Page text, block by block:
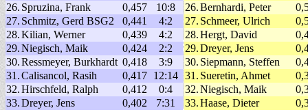
26. Spruzina, Frank 0,457 10:8 26.Bernhardi, Peter
27. Schmitz, Gerd BSG2 0,441 4:2 27. Schmeer, Ulrich
28.Kilian, Werner 0,439 4:2 28.Hergt, David
29.Niegisch, Maik 0,424 2:2 29.Dreyer, Jens
30.Ressmeyer, Burkhardt 0,418 3:9 30. Siepmann, Steffen
31.Calisancol, Rasih 0,417 12:14 31. Sueretin, Ahmet
32.Hirschfeld, Ralph 0,412 0:4 32.Niegisch, Maik
33.Dreyer, Jens 0,402 7:31 33.Haase, Dieter